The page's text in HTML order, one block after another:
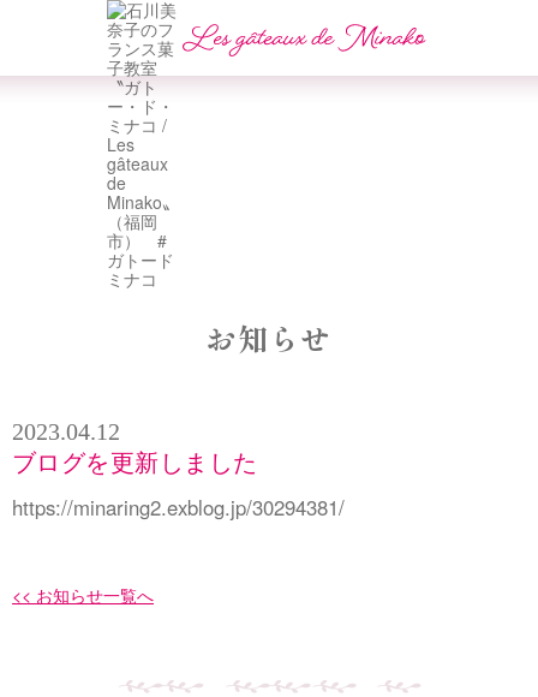
お知らせ
2023.04.12
ブログを更新しました
https://minaring2.exblog.jp/30294381/
<< お知らせ一覧へ